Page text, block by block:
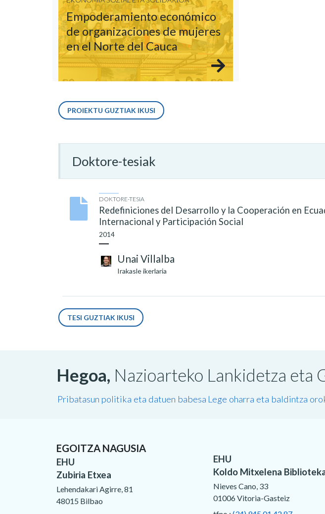
Empoderamiento económico
de organizaciones de mujeres
en el Norte del Cauca
PROIEKTU GUZTIAK IKUSI
Doktore-tesiak
DOKTORE-TESIA
Redefiniciones del Desarrollo y la Cooperación en
Internacional y Participación Social
2014
Unai Villalba
Irakasle ikerlaria
TESI GUZTIAK IKUSI
Hegoa, Nazioarteko Lankidetza eta
Pribatasun politika eta datuen babesa Lege oharra eta baldintza
EGOITZA NAGUSIA
EHU
Zubiria Etxea
Lehendakari Agirre, 81
48015 Bilbao
EHU
Koldo Mitxelena
Nieves Cano, 33
01006 Vitoria-Gasteiz